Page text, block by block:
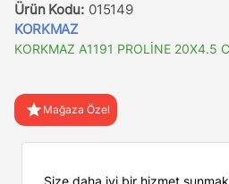
Ürün Kodu: 015149
KORKMAZ
KORKMAZ A1191 PROLİNE 20X4.5
star Mağaza Özel
Size daha iyi bir hizmet